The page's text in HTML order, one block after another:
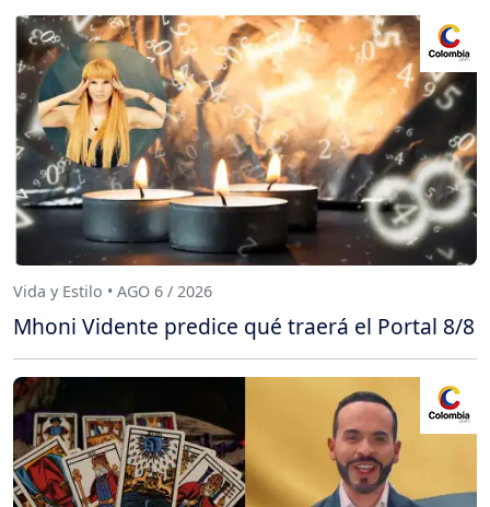
Vida y Estilo • AGO 6 / 2026
Mhoni Vidente predice qué traerá el Portal 8/8